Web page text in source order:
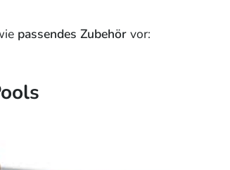
passendes Zubehör vor: